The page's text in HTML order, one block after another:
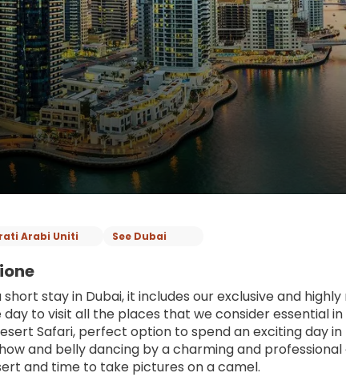
Arabi Uniti See Dubai
short stay in Dubai, it includes our exclusive and
day to visit all the places that we consider essential
Safari, perfect option to spend an exciting day
and belly dancing by a charming and
and time to take pictures on a camel.